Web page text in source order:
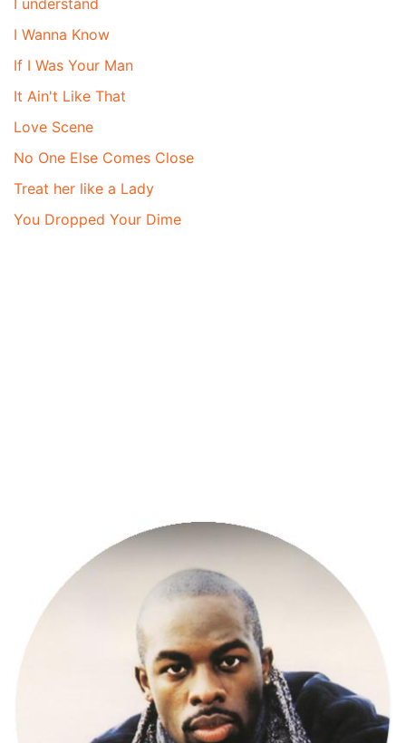
I understand
I Wanna Know
If I Was Your Man
It Ain't Like That
Love Scene
No One Else Comes Close
Treat her like a Lady
You Dropped Your Dime